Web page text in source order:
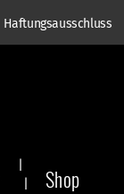
Haftungsausschluss
Shop